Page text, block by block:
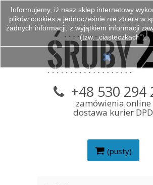
(pusty)
+48 530 294
zamówienia online
dostawa kurier DPD
Informujemy, iż nasz sklep internetowy
plików cookies a jednocześnie nie zbiera w
żadnych informacji, z wyjątkiem informacji
(tzw. „ciasteczkach”).